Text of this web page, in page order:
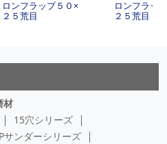
ロンフラップ５０×
２５荒目
ロンフラッ
２５荒目
材
15穴シリーズ
サンダーシリーズ